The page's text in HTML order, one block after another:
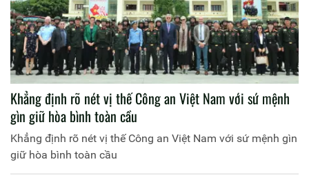
Khẳng định rõ nét vị thế Công an Việt Nam với sứ mệnh
gìn giữ hòa bình toàn cầu
Khẳng định rõ nét vị thế Công an Việt Nam với sứ mệnh gìn
giữ hòa bình toàn cầu